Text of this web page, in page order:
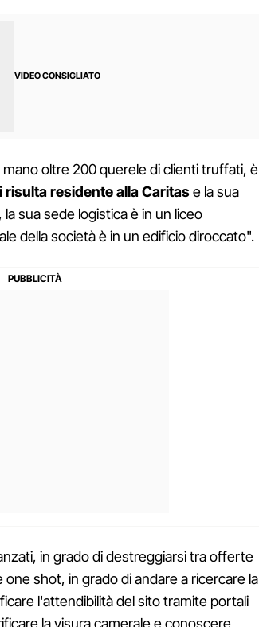
VIDEO CONSIGLIATO
mano oltre 200 querele di clienti truffati, è
residente alla Caritase la sua
sua sede logistica è in un liceo
della società è in un edificio diroccato".
in grado di destreggiarsi tra offerte
shot, in grado di andare a ricercare la
l'attendibilità del sito tramite portali
la visura camerale e conoscere